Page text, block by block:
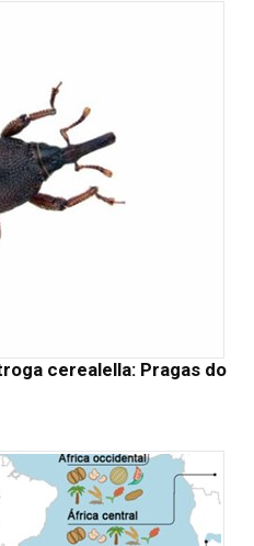
cerealella: Pragas do